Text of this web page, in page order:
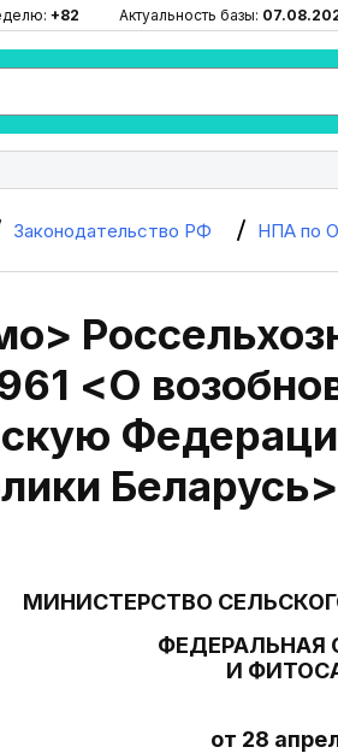
+82 Актуальность базы:
Законодательство РФ НПА по
<О
Беларусь>
МИНИСТЕРСТВО
ФЕДЕРАЛЬНАЯ
И
от 28